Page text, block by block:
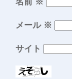
メール ※
サイト